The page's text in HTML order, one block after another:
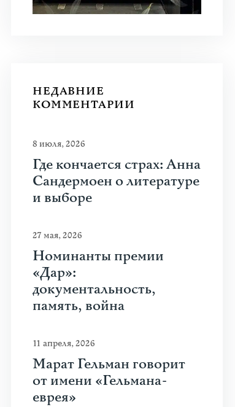
На стыке границ Швейцарии, Франции и
Узнать больше
НЕДАВНИЕ
КОММЕНТАРИИ
8 июля, 2026
Где кончается страх: Анна
Сандермоен о литературе
и выборе
27 мая, 2026
Номинанты премии
«Дар»:
документальность,
память, война
11 апреля, 2026
Марат Гельман говорит
от имени «Гельмана-
еврея»